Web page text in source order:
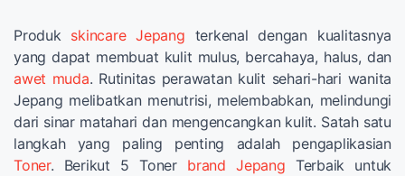
Produk skincare Jepang terkenal dengan kualitasnya
yang dapat membuat kulit mulus, bercahaya, halus, dan
awet muda. Rutinitas perawatan kulit sehari-hari wanita
Jepang melibatkan menutrisi, melembabkan, melindungi
dari sinar matahari dan mengencangkan kulit. Satah satu
langkah yang paling penting adalah pengaplikasian
Toner. Berikut 5 Tonerbrand Jepang Terbaik untuk